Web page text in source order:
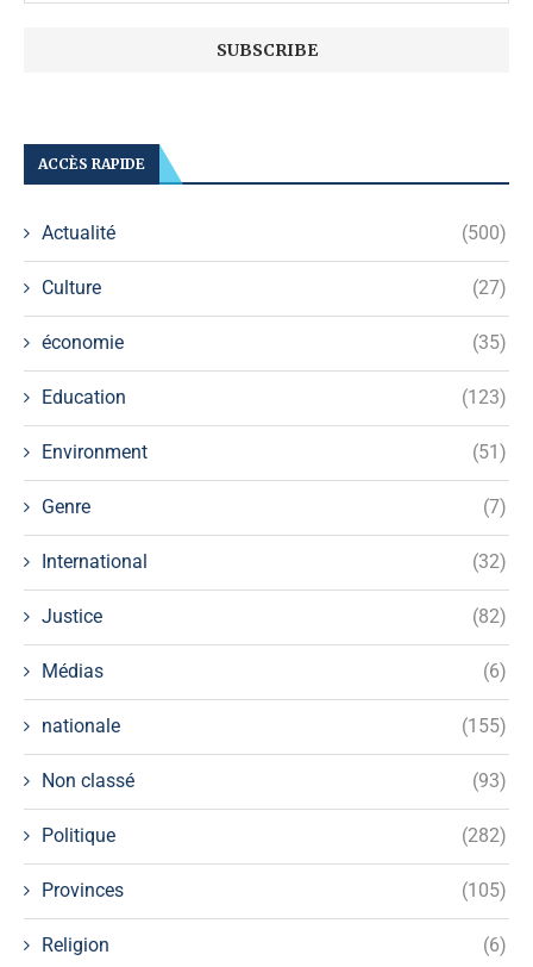
ACCÈS RAPIDE
Actualité (500)
Culture (27)
économie (35)
Education (123)
Environment (51)
Genre (7)
International (32)
Justice (82)
Médias (6)
nationale (155)
Non classé (93)
Politique (282)
Provinces (105)
Religion (6)